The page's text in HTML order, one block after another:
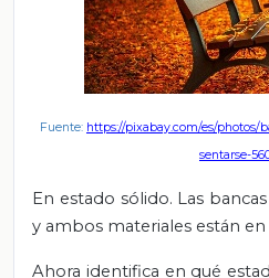
Fuente: https://pixabay.com/es/photos/
sentarse-
En estado sólido. Las
y ambos materiales están
Ahora identifica en qué